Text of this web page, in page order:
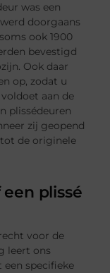
was een
doorgaans
ook 1900
bevestigd
Ook daar
op, zodat u
aan de
plissédeuren
zij geopend
de originele
plissé
voor de
leert ons
een specifieke